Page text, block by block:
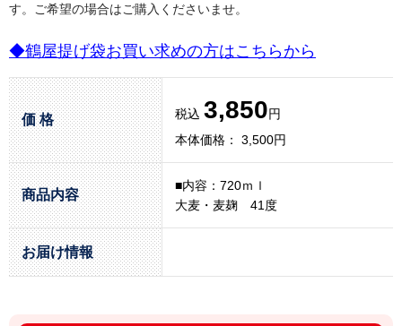
す。ご希望の場合はご購入くださいませ。
◆鶴屋提げ袋お買い求めの方はこちらから
価 格 税込 3,850円
本体価格： 3,500円
商品内容
■内容：720ｍｌ
大麦・麦麹 41度
お届け情報